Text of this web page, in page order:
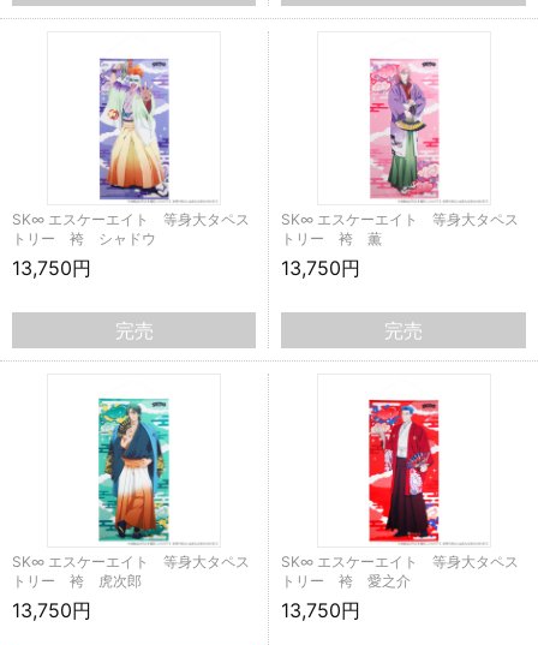
SK∞ エスケーエイト 等身大タペス
トリー 袴 シャドウ
13,750円
完売
SK∞ エスケーエイト 等身大タペス
トリー 袴 薫
13,750円
完売
SK∞ エスケーエイト 等身大タペス
トリー 袴 虎次郎
13,750円
SK∞ エスケーエイト 等身大タペス
トリー 袴 愛之介
13,750円